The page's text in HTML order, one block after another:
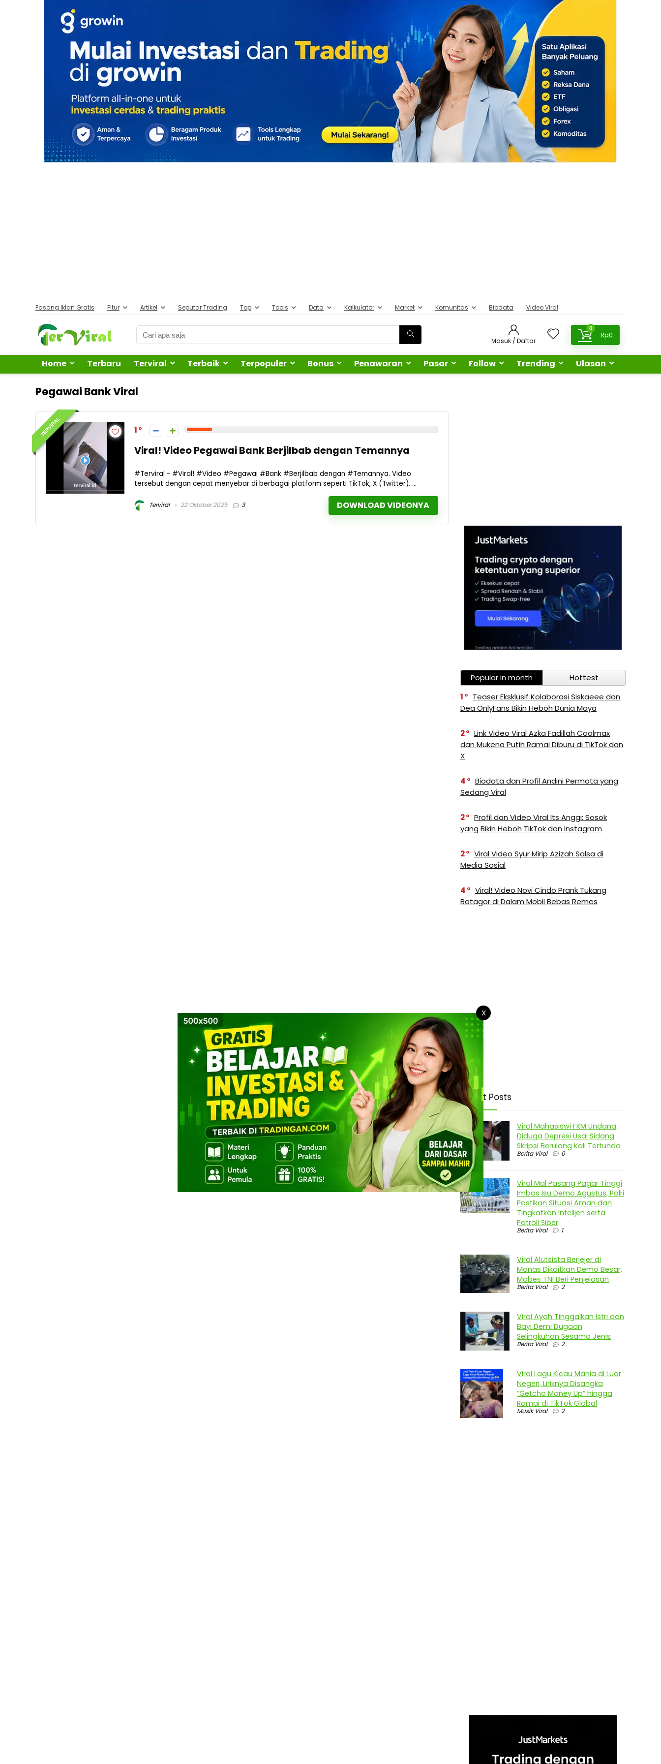
Pasang Iklan Gratis Fitur Artikel Seputar Trading Top Tools Data Kalkulator Market Komunitas Biodata Video Viral
Masuk / Daftar
0
Rp0
Home Terbaru Terviral Terbaik Terpopuler Bonus Penawaran Pasar Follow Trending Ulasan
Pegawai Bank Viral
TERVIRAL 1
Viral! Video Pegawai Bank Berjilbab dengan Temannya
#Terviral - #Viral! #Video #Pegawai #Bank #Berjilbab dengan #Temannya. Video
tersebut dengan cepat menyebar di berbagai platform seperti TikTok, X (Twitter), ...
Terviral 22 Oktober 2025 3 DOWNLOAD VIDEONYA
Popular in month
Hottest
1
Teaser Eksklusif Kolaborasi Siskaeee dan
Dea OnlyFans Bikin Heboh Dunia Maya
2
Link Video Viral Azka Fadillah Coolmax
dan Mukena Putih Ramai Diburu di TikTok dan
X
4
Biodata dan Profil Andini Permata yang
Sedang Viral
2
Profil dan Video Viral Its Anggi: Sosok
yang Bikin Heboh TikTok dan Instagram
2
Viral Video Syur Mirip Azizah Salsa di
Media Sosial
4
Viral! Video Novi Cindo Prank Tukang
Batagor di Dalam Mobil Bebas Remes
Latest Posts
Viral Mahasiswi FKM Undana
Diduga Depresi Usai Sidang
Skripsi Berulang Kali Tertunda
Berita Viral 0
Viral Mal Pasang Pagar Tinggi
Imbas Isu Demo Agustus, Polri
Pastikan Situasi Aman dan
Tingkatkan Intelijen serta
Patroli Siber
Berita Viral 1
Viral Alutsista Berjejer di
Monas Dikaitkan Demo Besar,
Mabes TNI Beri Penjelasan
Berita Viral 2
Viral Ayah Tinggalkan Istri dan
Bayi Demi Dugaan
Selingkuhan Sesama Jenis
Berita Viral 2
Viral Lagu Kicau Mania di Luar
Negeri, Liriknya Disangka
“Getcho Money Up” hingga
Ramai di TikTok Global
Musik Viral 2
X